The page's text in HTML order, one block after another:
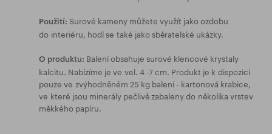
Použití: Surové kameny můžete využít jako ozdobu
do interiéru, hodí se také jako sběratelské ukázky.
O produktu: Balení obsahuje surové klencové krystaly
kalcitu. Nabízíme je ve vel. 4 -7 cm. Produkt je k dispozici
pouze ve zvýhodněném 25 kg balení - kartonová krabice,
ve které jsou minerály pečlivě zabaleny do několika vrstev
měkkého papíru.